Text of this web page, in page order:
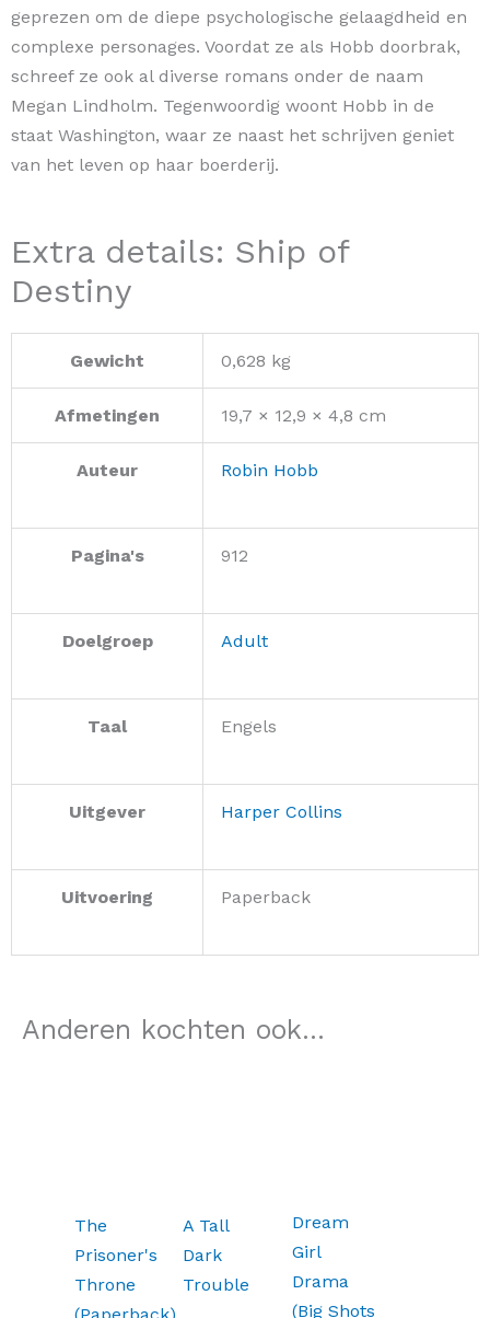
geprezen om de diepe psychologische gelaagdheid en
complexe personages. Voordat ze als Hobb doorbrak,
schreef ze ook al diverse romans onder de naam
Megan Lindholm. Tegenwoordig woont Hobb in de
staat Washington, waar ze naast het schrijven geniet
van het leven op haar boerderij.
Extra details: Ship of
Destiny
Gewicht 0,628 kg
Afmetingen 19,7 × 12,9 × 4,8 cm
Auteur Robin Hobb
Pagina's 912
Doelgroep Adult
Taal Engels
Uitgever Harper Collins
Uitvoering Paperback
Anderen kochten ook...
The
Prisoner's
Throne
A Tall
Dark
Trouble
Dream
Girl
Drama
(Big Shots